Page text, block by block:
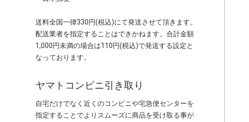
送料全国一律330円(税込)にて発送させて頂きます。
配送業者を指定することはできかねます。合計金額
1,000円未満の場合は110円(税込)で発送する設定と
なっております。
ヤマトコンビニ引き取り
自宅だけでなく近くのコンビニや宅急便センターを
指定することでよりスムーズに商品を受け取る事が